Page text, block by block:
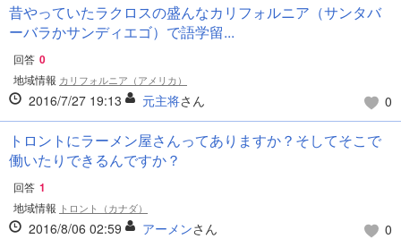
昔やっていたラクロスの盛んなカリフォルニア（サンタバ
ーバラかサンディエゴ）で語学留...
回答 0
地域情報 カリフォルニア（アメリカ）
2016/7/27 19:13 元主将さん 0
トロントにラーメン屋さんってありますか？そしてそこで
働いたりできるんですか？
回答 1
地域情報 トロント（カナダ）
2016/8/06 02:59 アーメンさん 0